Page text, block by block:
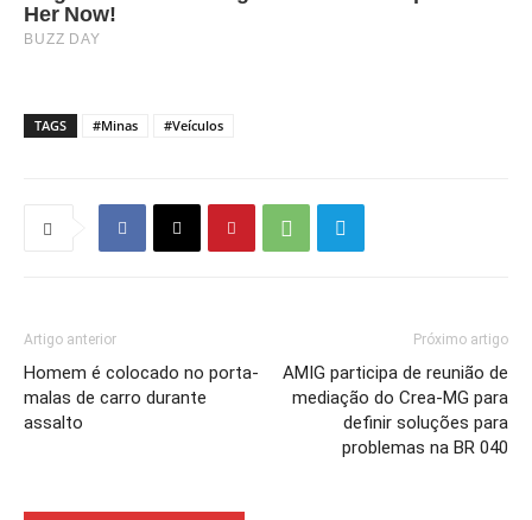
TAGS #Minas #Veículos
Artigo anterior
Homem é colocado no porta-
malas de carro durante
assalto
Próximo artigo
AMIG participa de reunião de
mediação do Crea-MG para
definir soluções para
problemas na BR 040